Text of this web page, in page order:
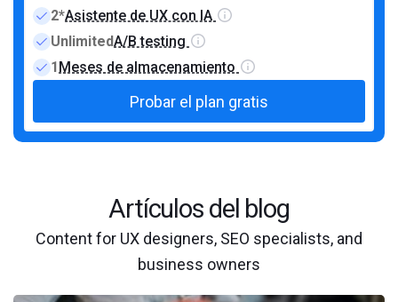
2*Asistente de UX con IA
UnlimitedA/B testing
1 Meses de almacenamiento
Probar el plan gratis
Artículos del blog
Content for UX designers, SEO specialists, and
business owners